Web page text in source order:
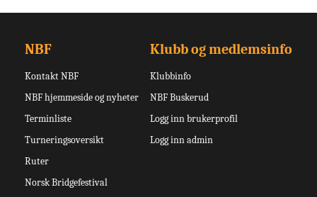
NBF
Kontakt NBF
NBF hjemmeside og nyheter
Terminliste
Turneringsoversikt
Ruter
Norsk Bridgefestival
Klubb og medlemsinfo
Klubbinfo
NBF Buskerud
Logg inn brukerprofil
Logg inn admin